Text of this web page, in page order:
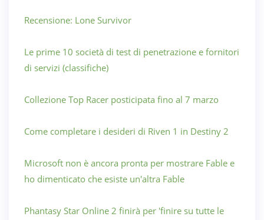
Recensione: Lone Survivor
Le prime 10 società di test di penetrazione e fornitori
di servizi (classifiche)
Collezione Top Racer posticipata fino al 7 marzo
Come completare i desideri di Riven 1 in Destiny 2
Microsoft non è ancora pronta per mostrare Fable e
ho dimenticato che esiste un'altra Fable
Phantasy Star Online 2 finirà per 'finire su tutte le